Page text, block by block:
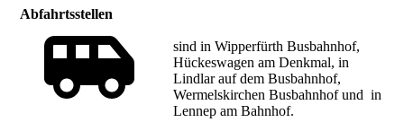
Abfahrtsstellen
sind in Wipperfürth Busbahnhof,
Hückeswagen am Denkmal, in
Lindlar auf dem Busbahnhof,
Wermelskirchen Busbahnhof und in
Lennep am Bahnhof.